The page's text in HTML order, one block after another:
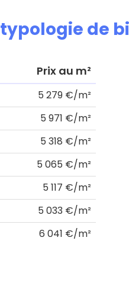
typologie de
Prix au m²
5 279 €/m²
5 971 €/m²
5 318 €/m²
5 065 €/m²
5 117 €/m²
5 033 €/m²
6 041 €/m²